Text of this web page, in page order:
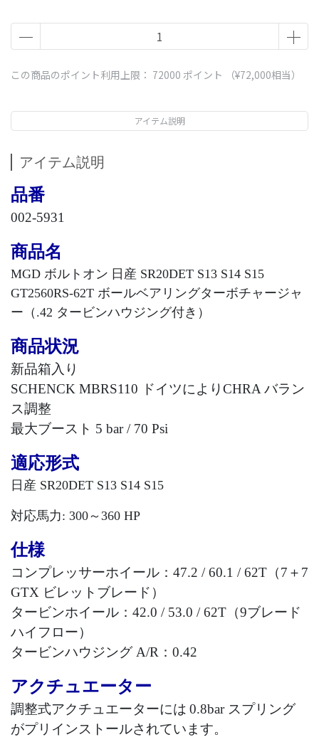
この商品のポイント利用上限： 72000 ポイント （¥72,000相当）
アイテム説明
アイテム説明
品番
002-5931
商品名
MGD ボルトオン 日産 SR20DET S13 S14 S15
GT2560RS-62T ボールベアリングターボチャージャ
ー（ .42 タービンハウジング付き）
商品状況
新品箱入り
SCHENCK MBRS110
ドイツによりCHRA バラン
ス調整
最大ブースト 5 bar / 70 Psi
適応形式
日産 SR20DET S13 S14 S15
対応馬力: 300～ 360 HP
仕様
コンプレッサーホイール： 47.2 / 60.1 / 62T （7 ＋ 7
GTX ビレットブレード）
タービンホイール： 42.0 / 53.0 / 62T （9ブレード
ハイフロー）
タービンハウジング A/R ： 0.42
アクチュエーター
調整式アクチュエーターには 0.8bar スプリング
がプリインストールされています。